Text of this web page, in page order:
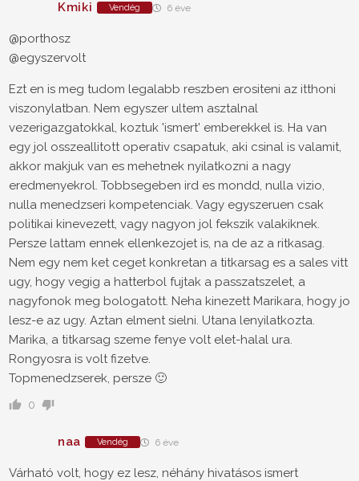
Kmiki Vendég 6 éve
@porthosz
@egyszervolt
Ezt en is meg tudom legalabb reszben erositeni az itthoni
viszonylatban. Nem egyszer ultem asztalnal
vezerigazgatokkal, koztuk 'ismert' emberekkel is. Ha van
egy jol osszeallitott operativ csapatuk, aki csinal is valamit,
akkor makjuk van es mehetnek nyilatkozni a nagy
eredmenyekrol. Tobbsegeben ird es mondd, nulla vizio,
nulla menedzseri kompetenciak. Vagy egyszeruen csak
politikai kinevezett, vagy nagyon jol fekszik valakiknek.
Persze lattam ennek ellenkezojet is, na de az a ritkasag.
Nem egy nem ket ceget konkretan a titkarsag es a sales vitt
ugy, hogy vegig a hatterbol fujtak a passzatszelet, a
nagyfonok meg bologatott. Neha kinezett Marikara, hogy jo
lesz-e az ugy. Aztan elment sielni. Utana lenyilatkozta.
Marika, a titkarsag szeme fenye volt elet-halal ura.
Rongyosra is volt fizetve.
Topmenedzserek, persze 🙂
0
naa Vendég 6 éve
Várható volt, hogy ez lesz, néhány hivatásos ismert